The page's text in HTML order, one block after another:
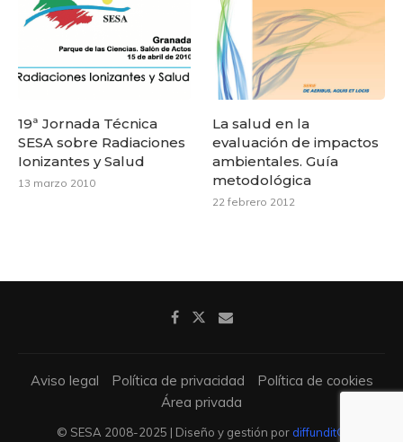
19ª Jornada Técnica
SESA sobre Radiaciones
Ionizantes y Salud
13 marzo 2010
La salud en la
evaluación de impactos
ambientales. Guía
metodológica
22 febrero 2012
Aviso legal Política de privacidad
Política de cookies
Área privada
© SESA 2008-2025 | Diseño y gestión pordiffundit®